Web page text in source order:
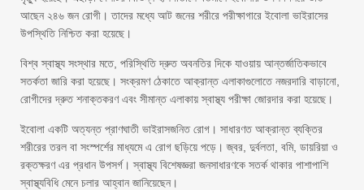
আছেন ২৪৬ জন রোগী। তাদের মধ্যে আট জনের শরীরে পরীক্ষাগারে ইবোলা ভাইরাসের
উপস্থিতি নিশ্চিত করা হয়েছে।
বিশ্ব স্বাস্থ্য সংস্থার মতে, পরিস্থিতি দ্রুত অবনতির দিকে যাওয়ায় আন্তর্জাতিকভাবে
সতর্কতা জারি করা হয়েছে। সংক্রমণ ঠেকাতে আক্রান্ত এলাকাগুলোতে নজরদারি বাড়ানো,
রোগীদের দ্রুত শনাক্তকরণ এবং সীমান্ত এলাকায় স্বাস্থ্য পরীক্ষা জোরদার করা হয়েছে।
ইবোলা একটি অত্যন্ত প্রাণঘাতী ভাইরাসজনিত রোগ। সাধারণত আক্রান্ত ব্যক্তির
শরীরের তরল বা সংস্পর্শের মাধ্যমে এ রোগ ছড়িয়ে পড়ে। জ্বর, দুর্বলতা, বমি, ডায়রিয়া ও
রক্তক্ষরণ এর প্রধান উপসর্গ। স্বাস্থ্য বিশেষজ্ঞরা জনসাধারণকে সতর্ক থাকার পাশাপাশি
স্বাস্থ্যবিধি মেনে চলার আহ্বান জানিয়েছেন।